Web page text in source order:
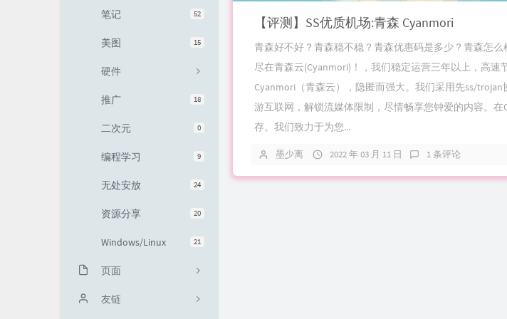
52
笔记
15
美图
硬件
18
推广
0
二次元
9
编程学习
24
无处安放
20
资源分享
21
Windows/Linux
页面
关于友链
【评测】SS优质机场:青森 Cyanmori
青森好不好？青森稳不稳？青森优惠码是多少？青森怎
尽在青森云(Cyanmori)！，我们稳定运营三年以上，高速
Cyanmori（青森云），隐匿而强大。我们采用先ss/
游互联网，解锁流媒体限制，尽情畅享您钟爱的内容。
存。我们致力于为您...
墨少离 2022 年 03 月 11 日 1 条评论